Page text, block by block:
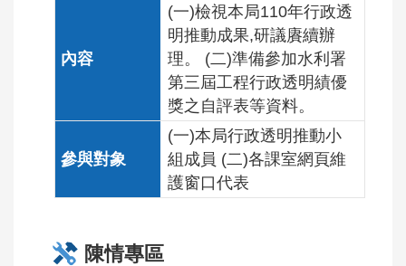
(一)檢視本局110年行政透
明推動成果,研議賡續辦
理。 (二)準備參加水利署
第三屆工程行政透明績優
獎之自評表等資料。
(一)本局行政透明推動小
組成員 (二)各課室網頁維
護窗口代表
陳情專區